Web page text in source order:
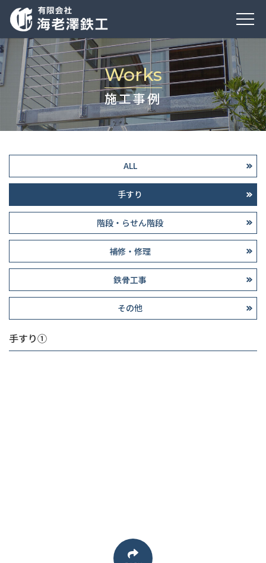
Works
施工事例
ALL
手すり
階段・らせん階段
補修・修理
鉄骨工事
その他
手すり①